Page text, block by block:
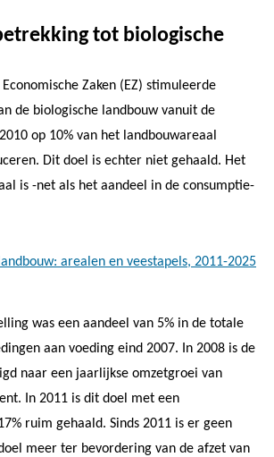
tot biologische
Zaken (EZ) stimuleerde
de biologische landbouw vanuit de
op 10% van het landbouwareaal
Dit doel is echter niet gehaald. Het
is -net als het aandeel in de consumptie-
arealen en veestapels, 2011-2025
was een aandeel van 5% in de totale
aan voeding eind 2007. In 2008 is de
naar een jaarlijkse omzetgroei van
In 2011 is dit doel met een
ruim gehaald. Sinds 2011 is er geen
meer ter bevordering van de afzet van